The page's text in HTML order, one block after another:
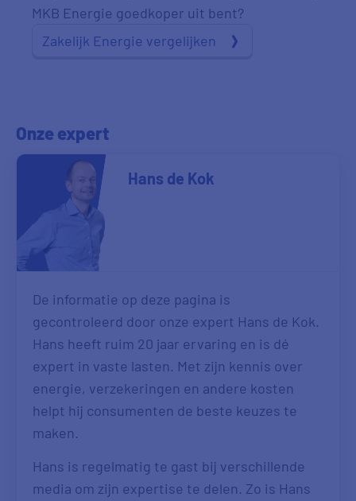
MKB Energie goedkoper uit bent?
Zakelijk Energie vergelijken
Onze expert
Hans de Kok
De informatie op deze pagina is
gecontroleerd door onze expert Hans de Kok.
Hans heeft ruim 20 jaar ervaring en is dé
expert in vaste lasten. Met zijn kennis over
energie, verzekeringen en andere kosten
helpt hij consumenten de beste keuzes te
maken.
Hans is regelmatig te gast bij verschillende
media om zijn expertise te delen. Zo is Hans